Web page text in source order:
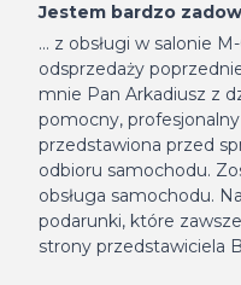
Jestem bardzo
... z obsługi w salonie
odsprzedaży
mnie Pan Arkadiusz z
pomocny,
przedstawiona przed
odbioru samochodu.
obsługa samochodu.
podarunki, które
strony przedstawiciela